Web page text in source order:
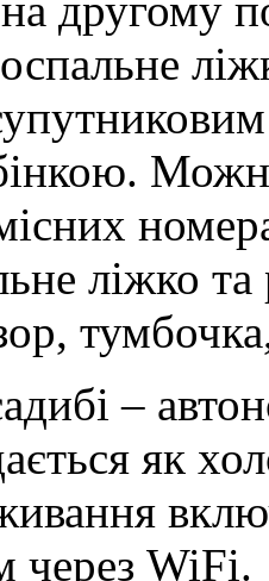
другому
ліжко
–
як
через WiFi.